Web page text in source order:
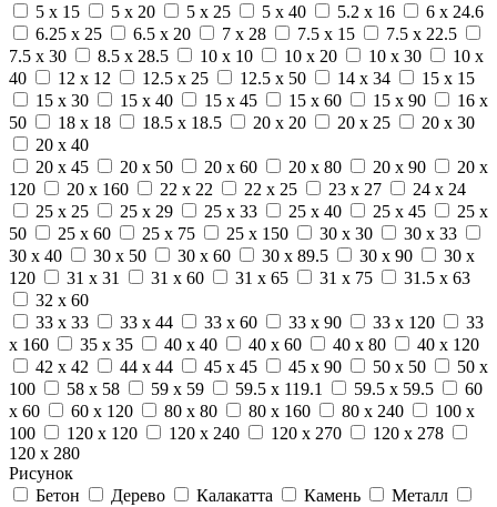
5 x 15
5 x 20 5 x 25 5 x 40 5.2 x 16
6 x 24.6
6.25 x 25
6.5 x 20 7 x 28 7.5 x 15
7.5 x 22.5
7.5 x 30
8.5 x 28.5 10 x 10 10 x 20 10 x 30
10 x
40
12 x 12 12.5 x 25 12.5 x 50 14 x 34
15 x 15
15 x 30
15 x 40 15 x 45 15 x 60 15 x 90
16 x
50
18 x 18 18.5 x 18.5 20 x 20 20 x 25
20 x 30
20 x 40
20 x 45
20 x 50 20 x 60 20 x 80 20 x 90
20 x
120
20 x 160 22 x 22 22 x 25 23 x 27
24 x 24
25 x 25
25 x 29 25 x 33 25 x 40 25 x 45
25 x
50
25 x 60 25 x 75 25 x 150 30 x 30
30 x 33
30 x 40
30 x 50 30 x 60 30 x 89.5 30 x 90
30 x
120
31 x 31 31 x 60 31 x 65 31 x 75
31.5 x 63
32 x 60
33 x 33
33 x 44 33 x 60 33 x 90 33 x 120
33
x 160
35 x 35 40 x 40 40 x 60 40 x 80
40 x 120
42 x 42
44 x 44 45 x 45 45 x 90 50 x 50
50 x
100
58 x 58 59 x 59 59.5 x 119.1 59.5 x 59.5
60
x 60
60 x 120 80 x 80 80 x 160 80 x 240
100 x
100
120 x 120 120 x 240 120 x 270
120 x 278
120 x 280
Рисунок
Бетон
Дерево Калакатта Камень
Металл